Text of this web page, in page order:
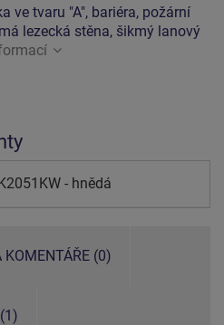
ve tvaru "A", bariéra, požární
lezecká stěna, šikmý lanový
- hnědá
KOMENTÁŘE (0)